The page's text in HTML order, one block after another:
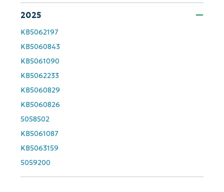
2025
KB5062197
KB5060843
KB5061090
KB5062233
KB5060829
KB5060826
5058502
KB5061087
KB5063159
5059200
last
Business
email*
Phone
Land
Company
name*